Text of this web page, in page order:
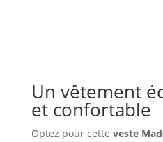
Un vêtement
et confortable
Optez pour cette veste